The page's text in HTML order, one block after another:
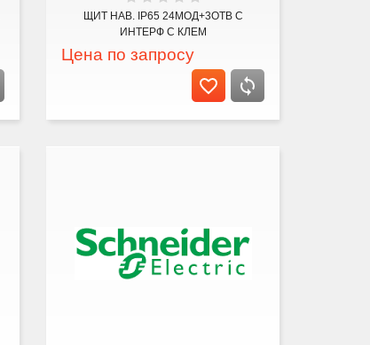
ЩИТ НАВ. IP65 24МОД+3ОТВ С
ИНТЕРФ С КЛЕМ
Цена по запросу